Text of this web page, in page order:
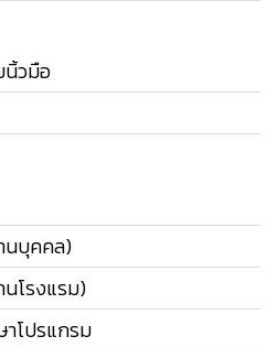
นิ้วมือ
นบุคคล)
นโรงแรม)
าโปรแกรม